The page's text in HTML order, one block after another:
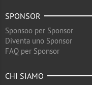
SPONSOR
Sponsoo per Sponsor
Diventa uno Sponsor
FAQ per Sponsor
CHI SIAMO